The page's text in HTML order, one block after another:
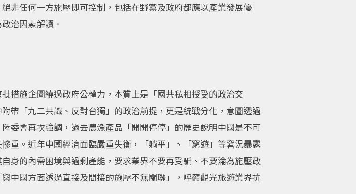
非任何一方施壓即可控制，包括在野黨及政府都應以產業發展優
治因素解讀。
措施企圖繞過政府公權力，本質上是「國共私相授受的政治交
帶「九二共識、反對台獨」的政治前提，更是統戰分化，意圖透過
委會再次強調，過去農漁產品「開開停停」的歷史說明中國是不可
。近年中國經濟面臨嚴重失衡，「躺平」、「窮遊」等窘況暴露
身的內需困境與過剩產能，要求業界不要再受騙、不要淪為施壓政
中國方面透過直接及間接的施壓不無關聯」，呼籲觀光旅遊業界抗